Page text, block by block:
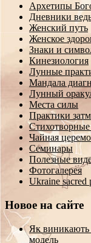
Архетипы
Дневники
Женский путь
Женское
Знаки и
Кинезиология
Лунные
Мандала
Лунный
Места силы
Практики
Стихотворные
Чайная
Семинары
Полезные
Фотогалерея
Ukraine sacred
Новое на сайте
Як виникають
модель